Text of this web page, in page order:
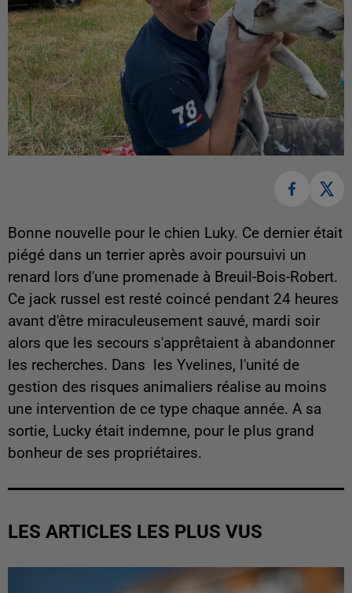
Bonne nouvelle pour le chien Luky. Ce dernier était
piégé dans un terrier après avoir poursuivi un
renard lors d'une promenade à Breuil-Bois-Robert.
Ce jack russel est resté coincé pendant 24 heures
avant d'être miraculeusement sauvé, mardi soir
alors que les secours s'apprêtaient à abandonner
les recherches. Dans les Yvelines, l'unité de
gestion des risques animaliers réalise au moins
une intervention de ce type chaque année. A sa
sortie, Lucky était indemne, pour le plus grand
bonheur de ses propriétaires.
LES ARTICLES LES PLUS VUS